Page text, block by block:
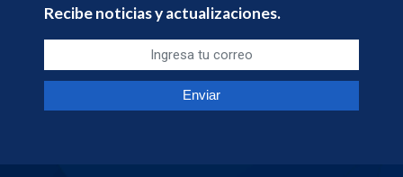
Recibe noticias y actualizaciones.